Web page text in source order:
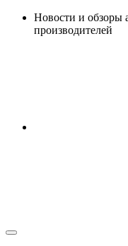
ПерейтиНовости и обзоры
производителей